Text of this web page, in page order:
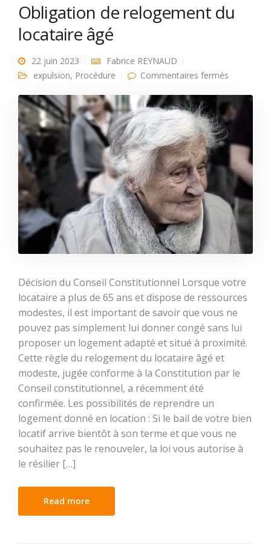
Obligation de relogement du
locataire âgé
22 juin 2023
Fabrice REYNAUD
expulsion, Procédure Commentaires fermés
du
locataire
âgé
Décision du Conseil Constitutionnel Lorsque votre
locataire a plus de 65 ans et dispose de ressources
modestes, il est important de savoir que vous ne
pouvez pas simplement lui donner congé sans lui
proposer un logement adapté et situé à proximité.
Cette règle du relogement du locataire âgé et
modeste, jugée conforme à la Constitution par le
Conseil constitutionnel, a récemment été
confirmée. Les possibilités de reprendre un
logement donné en location : Si le bail de votre bien
locatif arrive bientôt à son terme et que vous ne
souhaitez pas le renouveler, la loi vous autorise à
le résilier […]
Read more